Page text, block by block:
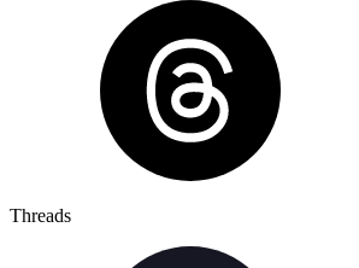
Threads